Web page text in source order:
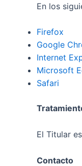
En los
Firefox
Google
Internet
Microsoft
Safari
El Titular
Contacto